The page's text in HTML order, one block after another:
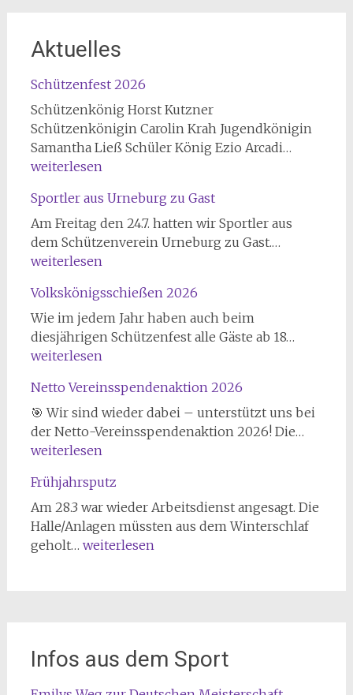
Aktuelles
Schützenfest 2026
Schützenkönig Horst Kutzner
Schützenkönigin Carolin Krah Jugendkönigin
Samantha Ließ Schüler König Ezio Arcadi…
weiterlesen
Sportler aus Urneburg zu Gast
Am Freitag den 24.7. hatten wir Sportler aus
dem Schützenverein Urneburg zu Gast.…
weiterlesen
Volkskönigsschießen 2026
Wie im jedem Jahr haben auch beim
diesjährigen Schützenfest alle Gäste ab 18…
weiterlesen
Netto Vereinsspendenaktion 2026
🎯 Wir sind wieder dabei – unterstützt uns bei
der Netto-Vereinsspendenaktion 2026! Die…
weiterlesen
Frühjahrsputz
Am 28.3 war wieder Arbeitsdienst angesagt. Die
Halle/Anlagen müssten aus dem Winterschlaf
geholt… Frühjahrsputz
weiterlesen
Infos aus dem Sport